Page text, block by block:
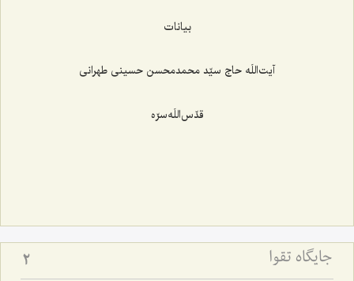
بیانات
آیت‌اللَه حاج سيّد محمد‌محسن حسينی طهرانی
قدّس‌اللَه‌سرّه
جایگاه تقوا 2